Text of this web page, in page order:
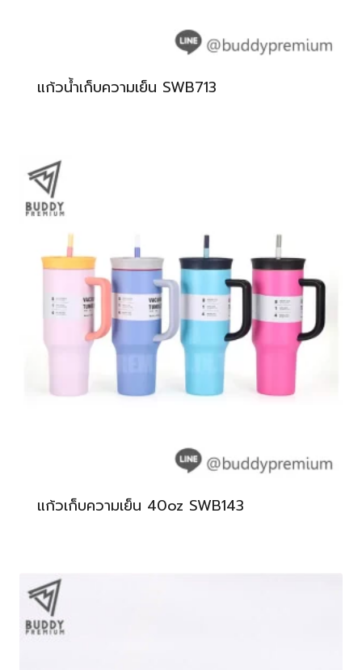
แก้วน้ำเก็บความเย็น SWB713
แก้วเก็บความเย็น 40oz SWB143